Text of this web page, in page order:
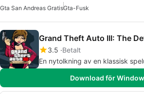
Gta San Andreas GratisGta-Fusk
Grand Theft Auto III: The
3.5 Betalt
En nytolkning av en klassisk
Download för